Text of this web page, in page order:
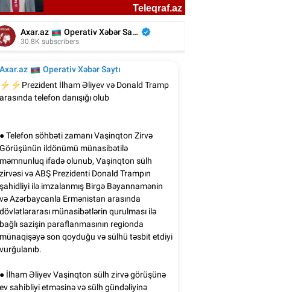
Türkan Şoray Azərbaycana gəlir